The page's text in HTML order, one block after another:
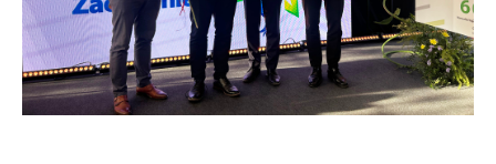
Firmy te działają w charakterze pośredników prezentujących nasze
treści w postaci wiadomości, ofert, komunikatów mediów
społecznościowych.